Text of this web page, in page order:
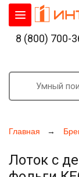
Главная
Лоток с
8 (800) 700-